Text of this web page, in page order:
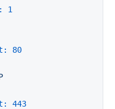
1
80
443